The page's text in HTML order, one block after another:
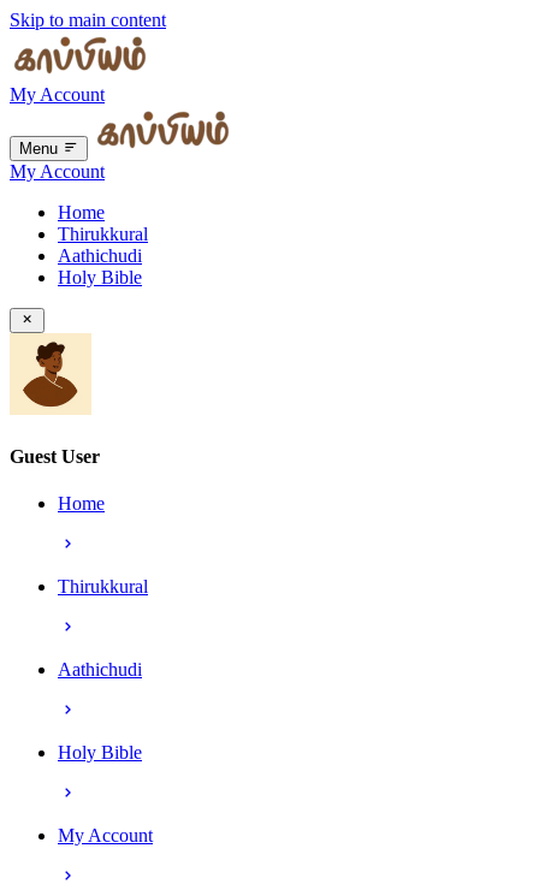
Skip to main content
My Account
Menu
My Account
Home
Thirukkural
Aathichudi
Holy Bible
Guest User
Home
Thirukkural
Aathichudi
Holy Bible
My Account